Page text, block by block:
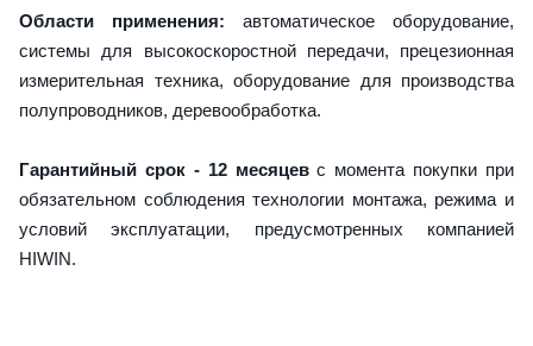
Области применения: автоматическое оборудование,
системы для высокоскоростной передачи, прецезионная
измерительная техника, оборудование для производства
полупроводников, деревообработка.
Гарантийный срок - 12 месяцевс момента покупки при
обязательном соблюдения технологии монтажа, режима и
условий эксплуатации, предусмотренных компанией
HIWIN.